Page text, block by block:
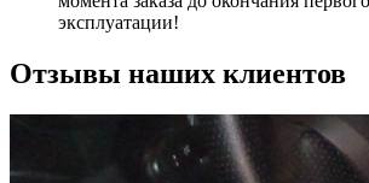
эксплуатации!
Отзывы наших клиентов